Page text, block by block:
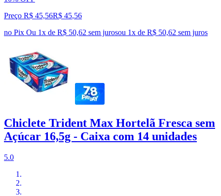
Preço R$ 45,56R$ 45,56
no Pix Ou 1x de R$ 50,62 sem jurosou 1x de R$ 50,62 sem juros
Chiclete Trident Max Hortelã Fresca sem
Açúcar 16,5g - Caixa com 14 unidades
5.0